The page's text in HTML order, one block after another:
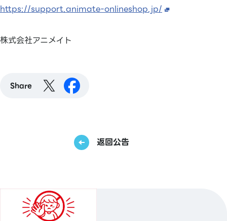
https://support.animate-onlineshop.jp/
株式会社アニメイト
Share
返回公告